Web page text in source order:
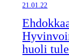
21.01.22
huoli